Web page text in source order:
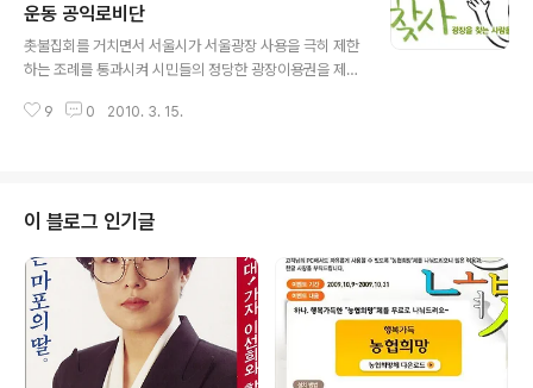
싸움 기대해 봅니다. 월 일 잠실 목동 문학 대전 대구 광주 사직 3 27~28 두-K
S-한 삼-L 롯-히 30/31/4.1 L-S 히-두 한-롯 K-삼 4 2-4 L-히 ..
운동 공익로비단
촛불집회를 거치면서 서울시가 서울광장 사용을 극히 제한
하는 조례를 통과시켜 시민들의 정당한 광장이용권을 제한
울시는 일방적으로 서울광장 사용을 제한하고 시민들의 광
습니다. 이에 시민들이 직접 나서서 서울광장 사용권리 되
찾기 주민조례개정 서명운동을 펼쳐서 지난해 10만명이
넘은 시민들이 서명을 해서 조례 개정안을 서울시의회에
제출했습니다. 저도 서명에 동참했던 1인입니다. 서명 이후
의 소식은 잘 몰랐는데 오늘 메일이 하나 왔습니다. 그간의
경과보고와 앞으로의 일정을 알려주는 내용이었습니다. 드
디..
9 0 2010. 3. 15.
이 블로그 인기글